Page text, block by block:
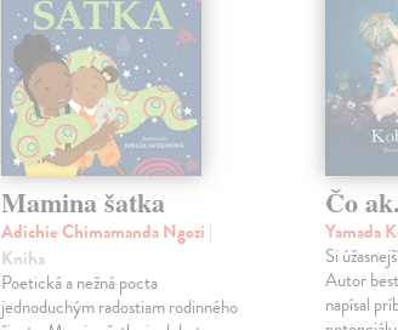
Mamina šatka
Adichie Chimamanda Ngozi |
Kniha
Poetická a nežná pocta
jednoduchým radostiam rodinného
Čo
Yamada
Si
Autor
napísal